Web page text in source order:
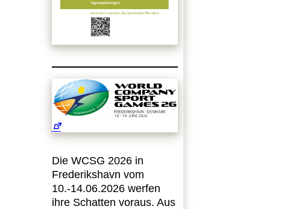
Die WCSG 2026 in
Frederikshavn vom
10.-14.06.2026 werfen
ihre Schatten voraus. Aus